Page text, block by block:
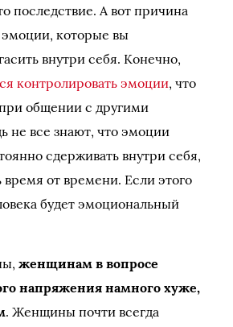
последствие. А вот причина
которые вы
внутри себя. Конечно,
контролировать эмоции, что
общении с другими
не все знают, что эмоции
сдерживать внутри себя,
время от времени. Если этого
будет эмоциональный
женщинам в вопросе
напряжения намного хуже,
. Женщины почти всегда